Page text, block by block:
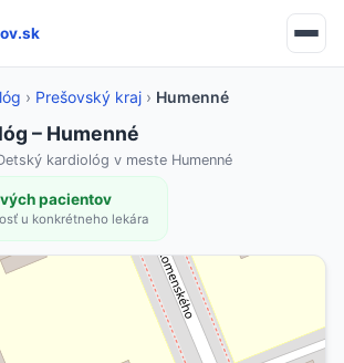
› Prešovský kraj › Humenné
– Humenné
kardiológ v meste Humenné
pacientov
u konkrétneho lekára